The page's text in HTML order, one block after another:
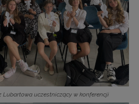
Lubartowa uczestniczący w konferencji